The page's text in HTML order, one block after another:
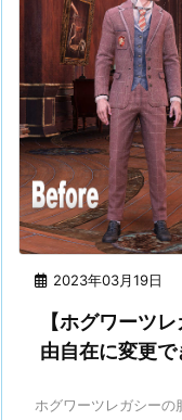
2023年03月19日
【ホグワーツ
由自在に変更
ホグワーツレガシーの